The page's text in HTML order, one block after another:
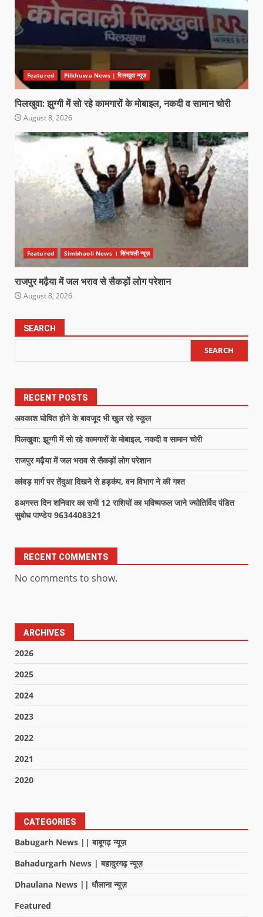
Featured Pilkhuwa News | पिलखुवा न्यूज़
पिलखुवा: झुग्गी में सो रहे कामगारों के मोबाइल, नकदी व सामान चोरी
August 8, 2026
Featured Simbhaoli News । सिंभावली न्यूज़
राजपुर मढ़ैया में जल भराव से सैकड़ों लोग परेशान
August 8, 2026
SEARCH
SEARCH
RECENT POSTS
अवकाश घोषित होने के बावजूद भी खुल रहे स्कूल
पिलखुवा: झुग्गी में सो रहे कामगारों के मोबाइल, नकदी व सामान चोरी
राजपुर मढ़ैया में जल भराव से सैकड़ों लोग परेशान
कांवड़ मार्ग पर तेंदुआ दिखने से हड़कंप, वन विभाग ने की गश्त
8अगस्त दिन शनिवार का सभी 12 राशियों का भविष्यफल जाने ज्योतिर्विद पंडित
सुबोध पाण्डेय 9634408321
RECENT COMMENTS
No comments to show.
ARCHIVES
2026
2025
2024
2023
2022
2021
2020
CATEGORIES
Babugarh News || बाबूगढ़ न्यूज़
Bahadurgarh News | बहादुरगढ़ न्यूज़
Dhaulana News || धौलाना न्यूज़
Featured